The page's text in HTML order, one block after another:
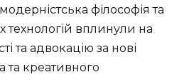
філософія та
вплинули на
та адвокацію за нові
та креативного